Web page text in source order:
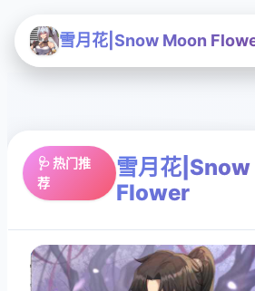
雪月花|Snow Moon
🩺 热门推
荐
雪月花
Flower